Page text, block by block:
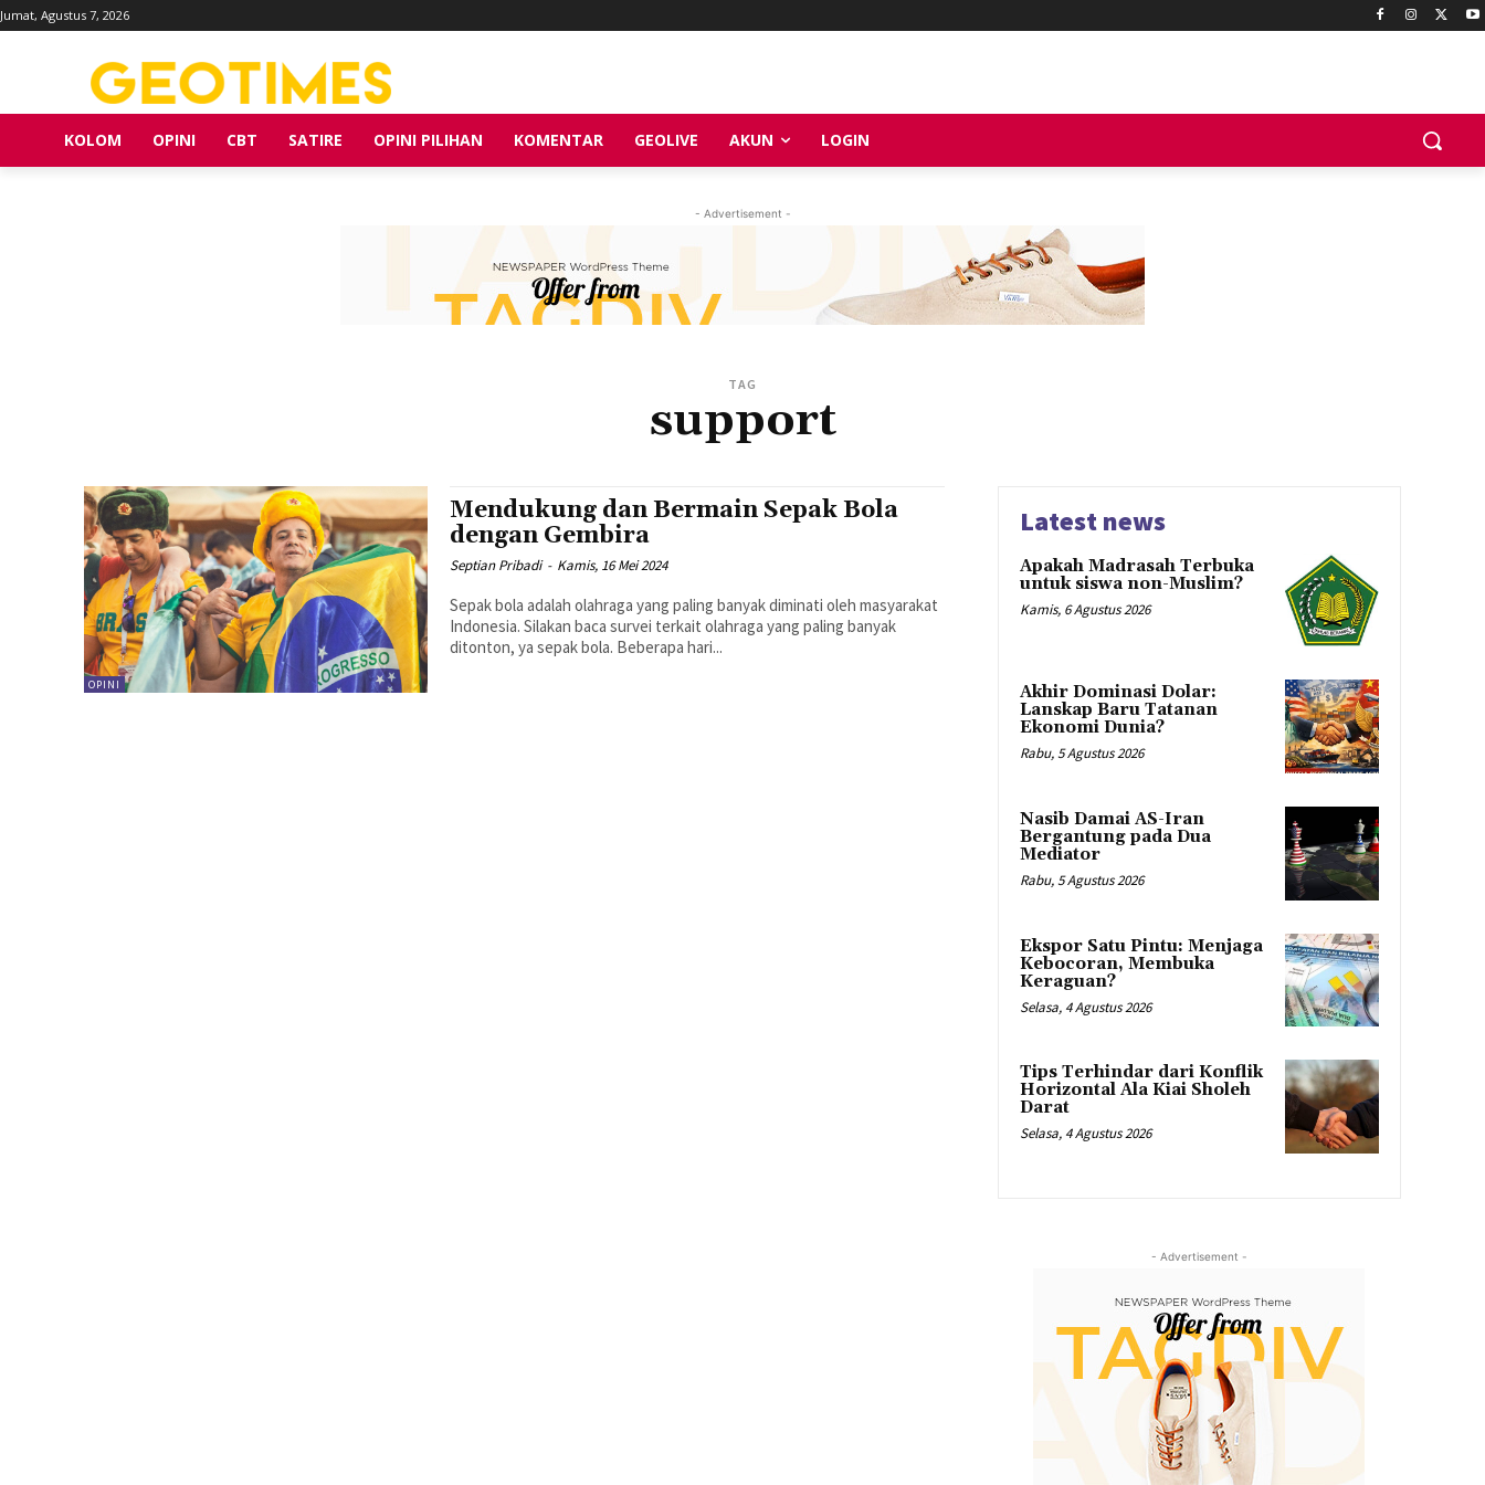
Jumat, Agustus 7, 2026
KOLOM OPINI CBT SATIRE OPINI PILIHAN KOMENTAR GEOLIVE AKUN LOGIN
- Advertisement -
TAG
support
OPINI
Mendukung dan Bermain Sepak Bola
dengan Gembira
Septian Pribadi - Kamis, 16 Mei 2024
Sepak bola adalah olahraga yang paling banyak diminati oleh masyarakat
Indonesia. Silakan baca survei terkait olahraga yang paling banyak
ditonton, ya sepak bola. Beberapa hari...
Latest news
Apakah Madrasah Terbuka
untuk siswa non-Muslim?
Kamis, 6 Agustus 2026
Akhir Dominasi Dolar:
Lanskap Baru Tatanan
Ekonomi Dunia?
Rabu, 5 Agustus 2026
Nasib Damai AS-Iran
Bergantung pada Dua
Mediator
Rabu, 5 Agustus 2026
Ekspor Satu Pintu: Menjaga
Kebocoran, Membuka
Keraguan?
Selasa, 4 Agustus 2026
Tips Terhindar dari Konflik
Horizontal Ala Kiai Sholeh
Darat
Selasa, 4 Agustus 2026
- Advertisement -